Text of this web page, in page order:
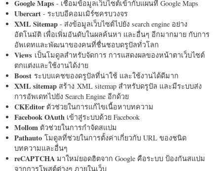
Google Maps - เชื่อมข้อมูลเว็บไซต์เข้ากับแผนที่ Google Maps
Ubercart - ระบบอีคอมเมิร์ซครบวงจร
XML Sitemap - ส่งข้อมูลเว็บไซต์ไปยัง search engine อย่าง
อัตโนมัติ เพื่อเพิ่มอันดับในผลค้นหา และอื่นๆ อีกมากมาย กับการ
อัพเดทและพัฒนาของคนที่ชื่นชอบดรูปัลทั่วโลก
Views เป็นโมดูลสำหรับจัดการ การแสดงผลของหน้าตาเว็บไซต์
ตกแต่งและใช้งานได้ง่าย
Boost ระบบแคชของดรูปัลที่น่าใช้ และใช้งานได้ดีมาก
XML sitemap สร้าง XML sitemap สำหรับดรูปัล และมีระบบส่ง
การอัพเดทไปยัง Search Engine อีกด้วย
CKEditorตัวช่วยในการแก้ไขเนื้อหาบทความ
Facebook OAuth เข้าสู่ระบบด้วย Facebook
Mollom ตัวช่วยในการกำจัดสแปม
Pathauto โมดูลที่ช่วยในการตั้งค่าเกี่ยวกับ URL ของชนิด
บทความและอื่นๆ
reCAPTCHA มาใหม่ยอดฮิตจาก Google คือระบบ ป้องกันสแปม
จากการโพสต์ต่างๆ ภายในเว็บ